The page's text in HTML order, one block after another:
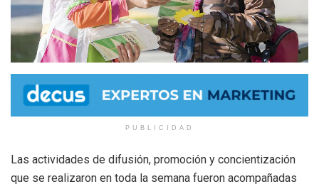
PUBLICIDAD
Las actividades de difusión, promoción y concientización
que se realizaron en toda la semana fueron acompañadas